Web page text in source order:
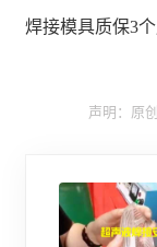
焊接模具质保3
声明：原